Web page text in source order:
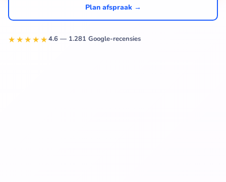
Plan afspraak →
★★★★★4.6 — 1.281 Google-recensies